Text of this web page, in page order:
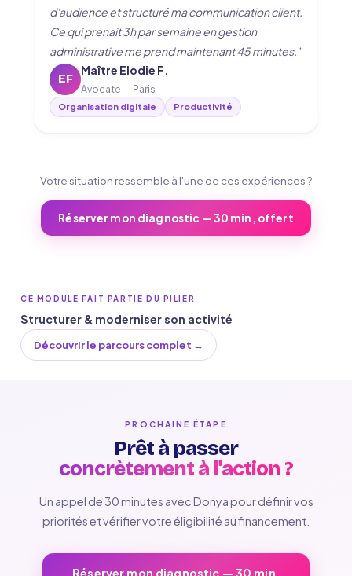
d'audience et structuré ma communication client.
Ce qui prenait 3h par semaine en gestion
administrative me prend maintenant 45 minutes.”
EF
Maître Elodie F.
Avocate — Paris
Organisation digitale Productivité
Votre situation ressemble à l'une de ces expériences ?
Réserver mon diagnostic — 30 min, offert
CE MODULE FAIT PARTIE DU PILIER
Structurer & moderniser son activité
Découvrir le parcours complet →
PROCHAINE ÉTAPE
Prêt à passer
concrètement à l'action ?
Un appel de 30 minutes avec Donya pour définir vos
priorités et vérifier votre éligibilité au financement.
Réserver mon diagnostic — 30 min,